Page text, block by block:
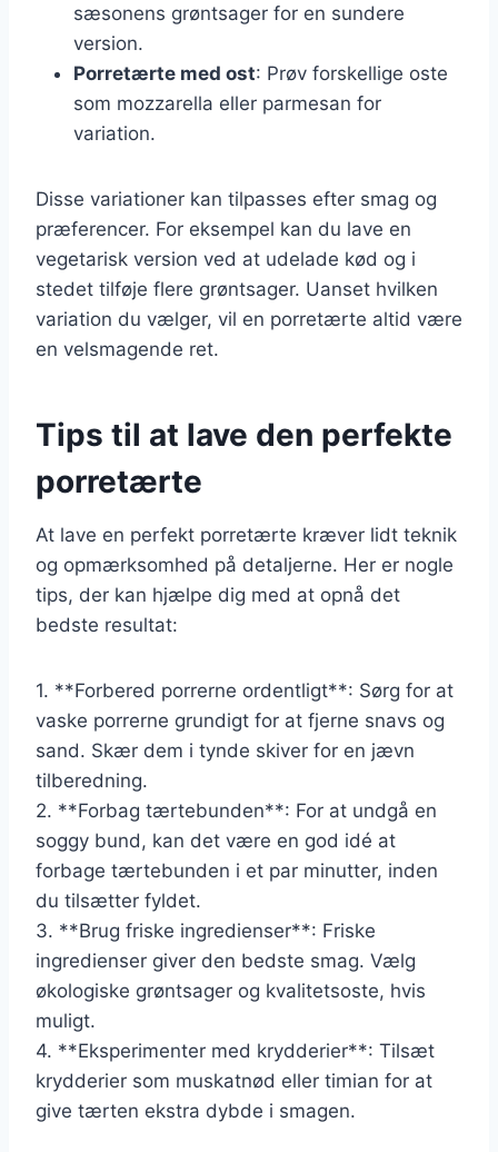
sæsonens grøntsager for en sundere
version.
Porretærte med ost: Prøv forskellige oste
som mozzarella eller parmesan for
variation.
Disse variationer kan tilpasses efter smag og
præferencer. For eksempel kan du lave en
vegetarisk version ved at udelade kød og i
stedet tilføje flere grøntsager. Uanset hvilken
variation du vælger, vil en porretærte altid være
en velsmagende ret.
Tips til at lave den perfekte
porretærte
At lave en perfekt porretærte kræver lidt teknik
og opmærksomhed på detaljerne. Her er nogle
tips, der kan hjælpe dig med at opnå det
bedste resultat:
1. **Forbered porrerne ordentligt**: Sørg for at
vaske porrerne grundigt for at fjerne snavs og
sand. Skær dem i tynde skiver for en jævn
tilberedning.
2. **Forbag tærtebunden**: For at undgå en
soggy bund, kan det være en god idé at
forbage tærtebunden i et par minutter, inden
du tilsætter fyldet.
3. **Brug friske ingredienser**: Friske
ingredienser giver den bedste smag. Vælg
økologiske grøntsager og kvalitetsoste, hvis
muligt.
4. **Eksperimenter med krydderier**: Tilsæt
krydderier som muskatnød eller timian for at
give tærten ekstra dybde i smagen.